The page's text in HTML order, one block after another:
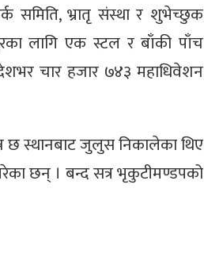
समिति, भ्रातृ संस्था र शुभेच्छुक
लागि एक स्टल र बाँकी पाँच
चार हजार ७४३ महाधिवेशन
छ स्थानबाट जुलुस निकालेका थिए
छन् । बन्द सत्र भृकुटीमण्डपको